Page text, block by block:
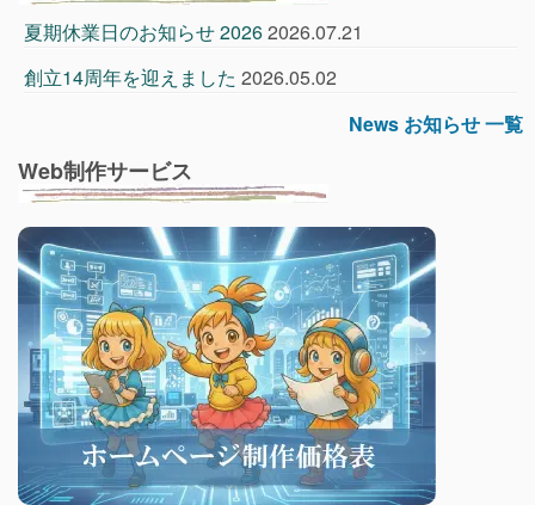
夏期休業日のお知らせ 20262026.07.21
創立14周年を迎えました 2026.05.02
News お知らせ 一覧
Web制作サービス